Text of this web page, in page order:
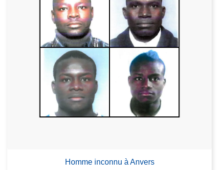
Homme inconnu à Anvers